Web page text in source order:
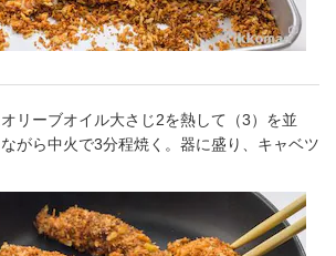
リーブオイル大さじ2を熱して（3）を並
がら中火で3分程焼く。器に盛り、キャベツ